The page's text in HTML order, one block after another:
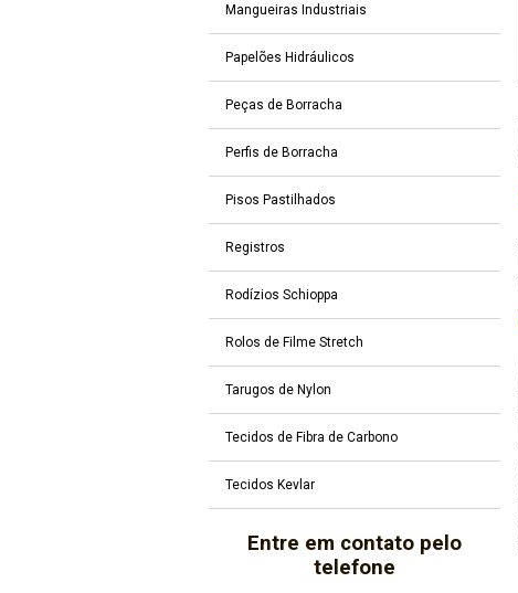
Mangueiras Industriais
Papelões Hidráulicos
Peças de Borracha
Perfis de Borracha
Pisos Pastilhados
Registros
Rodízios Schioppa
Rolos de Filme Stretch
Tarugos de Nylon
Tecidos de Fibra de Carbono
Tecidos Kevlar
Entre em contato pelo
telefone